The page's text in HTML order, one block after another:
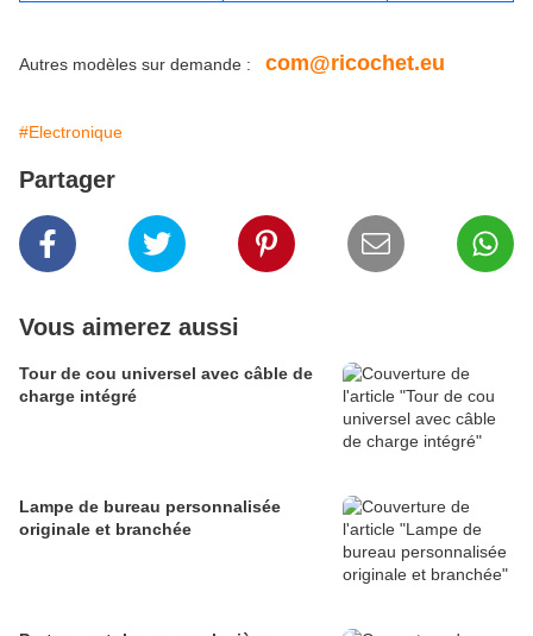
Autres modèles sur demande : com@ricochet.eu
#Electronique
Partager
Vous aimerez aussi
Tour de cou universel avec câble de
charge intégré
Lampe de bureau personnalisée
originale et branchée